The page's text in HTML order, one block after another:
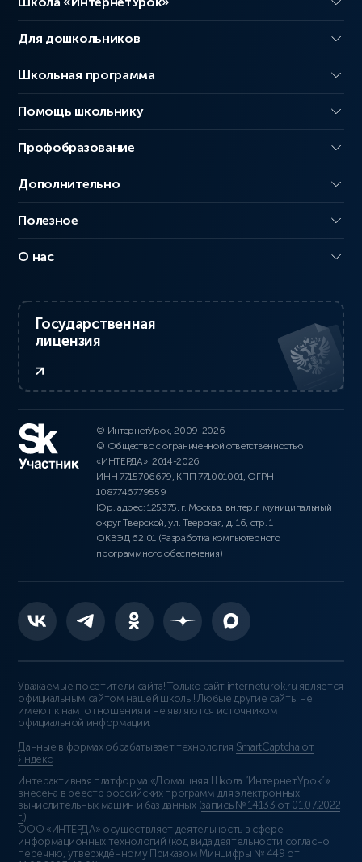
Для дошкольников
Школьная программа
Помощь школьнику
Профобразование
Дополнительно
Полезное
О нас
Государственная
лицензия
© ИнтернетУрок, 2009-2026
© Общество с ограниченной ответственностью
«ИНТЕРДА», 2014-2026
ИНН 7715706679, КПП 771001001, ОГРН
1087746779559
Юр. адрес: 125375, г. Москва, вн.тер.г. муниципальный
округ Тверской, ул. Тверская, д. 16, стр. 1
ОКВЭД 62.01 (Разработка компьютерного
программного обеспечения)
Уважаемые посетители сайта! Только сайт interneturok.ru является
официальным сайтом нашей школы! Любые другие сайты не
имеют к нам отношения и не являются источником
официальной информации.
Данные в формах обрабатывает технология SmartCaptcha от
Яндекс
Интерактивная платформа «Домашняя Школа “ИнтернетУрок”»
внесена в реестр российских программ для электронных
вычислительных машин и баз данных (запись № 14133 от 01.07.2022
г.).
ООО «ИНТЕРДА» осуществляет деятельность в сфере
информационных технологий (код вида деятельности согласно
перечню, утверждённому Приказом Минцифры № 449 от